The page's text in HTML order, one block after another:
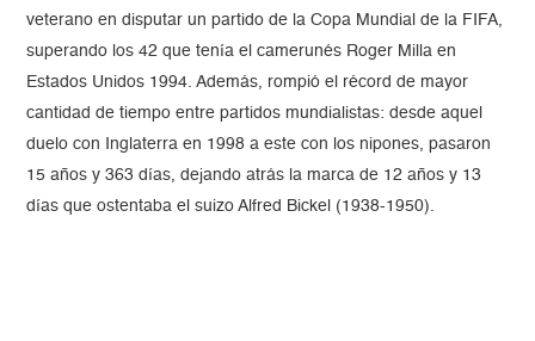
veterano en disputar un partido de la Copa Mundial de la FIFA,
superando los 42 que tenía el camerunés Roger Milla en
Estados Unidos 1994. Además, rompió el récord de mayor
cantidad de tiempo entre partidos mundialistas: desde aquel
duelo con Inglaterra en 1998 a este con los nipones, pasaron
15 años y 363 días, dejando atrás la marca de 12 años y 13
días que ostentaba el suizo Alfred Bickel (1938-1950).